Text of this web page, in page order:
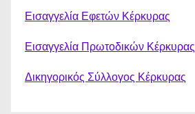
Εισαγγελία Εφετών Κέρκυρας
Εισαγγελία Πρωτοδικών Κέρκυρας
Δικηγορικός Σύλλογος Κέρκυρας